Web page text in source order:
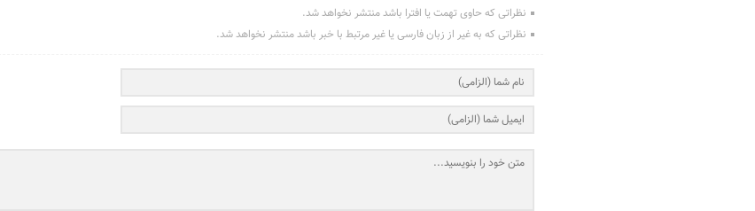
نظراتی که حاوی تهمت یا افترا باشد منتشر نخواهد شد.
نظراتی که به غیر از زبان فارسی یا غیر مرتبط با خبر باشد منتشر نخواهد شد.